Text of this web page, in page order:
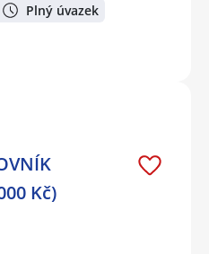
Plný úvazek
Kč)